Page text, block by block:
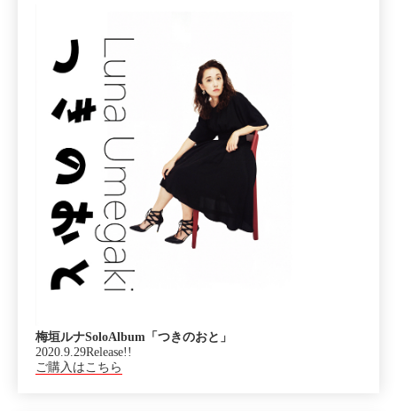
梅垣ルナSoloAlbum「つきのおと」
2020.9.29Release!!
ご購入はこちら